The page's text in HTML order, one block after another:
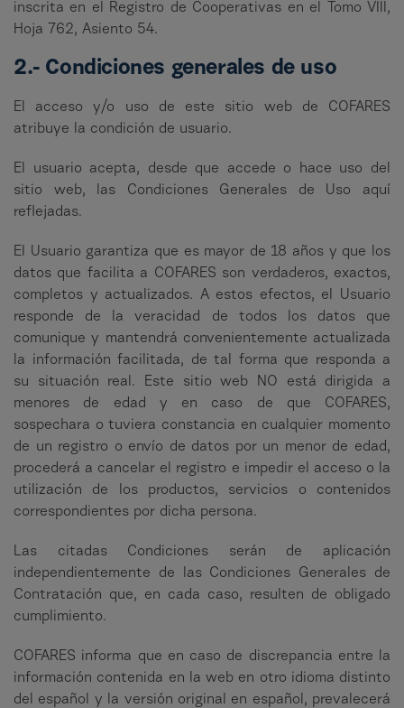
inscrita en el Registro de Cooperativas en el Tomo VIII,
Hoja 762, Asiento 54.
2.- Condiciones generales de uso
El acceso y/o uso de este sitio web de COFARES
atribuye la condición de usuario.
El usuario acepta, desde que accede o hace uso del
sitio web, las Condiciones Generales de Uso aquí
reflejadas.
El Usuario garantiza que es mayor de 18 años y que los
datos que facilita a COFARES son verdaderos, exactos,
completos y actualizados. A estos efectos, el Usuario
responde de la veracidad de todos los datos que
comunique y mantendrá convenientemente actualizada
la información facilitada, de tal forma que responda a
su situación real. Este sitio web NO está dirigida a
menores de edad y en caso de que COFARES,
sospechara o tuviera constancia en cualquier momento
de un registro o envío de datos por un menor de edad,
procederá a cancelar el registro e impedir el acceso o la
utilización de los productos, servicios o contenidos
correspondientes por dicha persona.
Las citadas Condiciones serán de aplicación
independientemente de las Condiciones Generales de
Contratación que, en cada caso, resulten de obligado
cumplimiento.
COFARES informa que en caso de discrepancia entre la
información contenida en la web en otro idioma distinto
del español y la versión original en español, prevalecerá